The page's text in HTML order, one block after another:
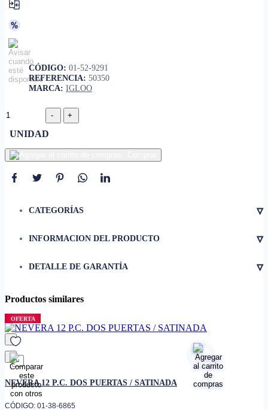
CÓDIGO: 01-52-9291
REFERENCIA: 50350
MARCA: IGLOO
UNIDAD
CATEGORÍAS ▿
INFORMACION DEL PRODUCTO ▿
• Capacidad
DETALLE DE GARANTÍA ▿
Productos similares
OFERTA
favorito
NEVERA 12 P.C. DOS PUERTAS / SATINADA
CÓDIGO: 01-38-6865